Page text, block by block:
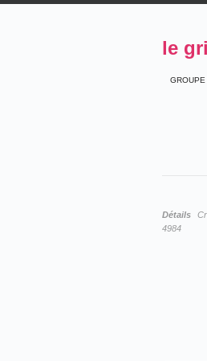
le
Détails
4984